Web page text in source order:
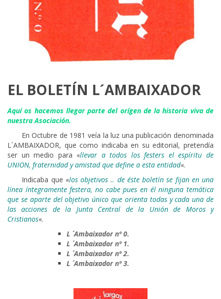
EL BOLETÍN L´AMBAIXADOR
Aquí os hacemos llegar parte del orígen de la historia viva de
nuestra Asociación.
En Octubre de 1981 veía la luz una publicación denominada
L´AMBAIXADOR, que como indicaba en su editorial, pretendía
ser un medio para «llevar a todos los festers el espíritu de
UNION, fraternidad y amistad que define a esta entidad«.
Indicaba que «los objetivos .. de éste boletín se fijan en una
línea íntegramente festera, no cabe pues en él ninguna temática
que se aparte del objetivo único que orienta todas y cada una de
las acciones de la Junta Central de la Unión de Moros y
Cristianos«.
L ´ Ambaixador nº 0.
L ´ Ambaixador nº 1.
L ´ Ambaixador nº 2.
L ´ Ambaixador nº 3.